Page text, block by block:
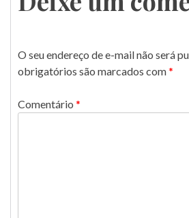
O seu endereço de e-mail não será
obrigatórios são marcados com*
Comentário *